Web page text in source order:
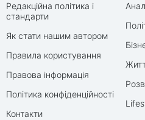
Редакційна політика і
стандарти
Як стати нашим автором
Правила користування
Правова інформація
Політика конфіденційності
Контакти